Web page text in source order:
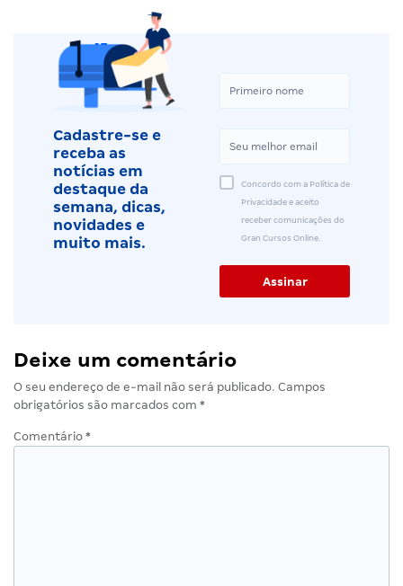
Cadastre-se e
receba as
notícias em
destaque da
semana, dicas,
novidades e
muito mais.
Concordo com a Política de
Privacidade e aceito
receber comunicações do
Gran Cursos Online.
Deixe um comentário
O seu endereço de e-mail não será publicado. Campos
obrigatórios são marcados com *
Comentário *